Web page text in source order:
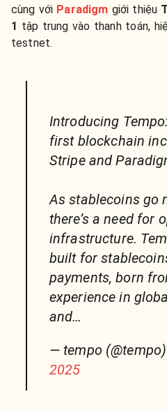
cùng với Paradigm giới thiệu
1 tập trung vào thanh toán,
testnet.
Introducing
first blockchain
Stripe and
As stablecoins go
there’s a need for
infrastructure.
built for
payments, born
experience in
and…
— tempo
2025